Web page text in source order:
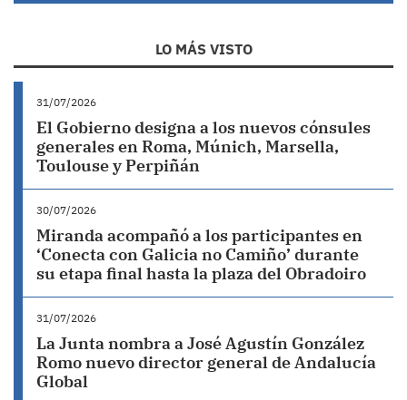
LO MÁS VISTO
31/07/2026
El Gobierno designa a los nuevos cónsules
generales en Roma, Múnich, Marsella,
Toulouse y Perpiñán
30/07/2026
Miranda acompañó a los participantes en
‘Conecta con Galicia no Camiño’ durante
su etapa final hasta la plaza del Obradoiro
31/07/2026
La Junta nombra a José Agustín González
Romo nuevo director general de Andalucía
Global